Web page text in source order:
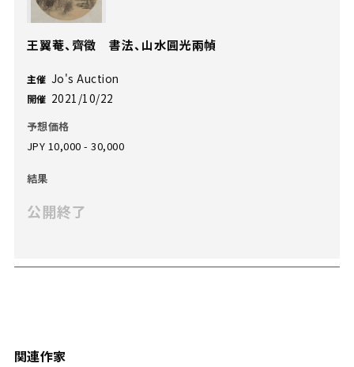
関連作家
王翼菴、齊徵 書法、山水圓光兩幀
主催 Jo's Auction
開催 2021/10/22
予想価格
JPY 10,000 - 30,000
結果
公開終了